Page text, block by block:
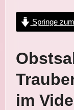
Springe
im